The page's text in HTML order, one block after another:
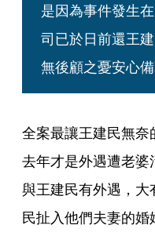
是因為事件發生
司已於日前還王
無後顧之憂安心備
全案最讓王建民無
去年才是外遇遭老
與王建民有外遇，
民扯入他們夫妻的婚